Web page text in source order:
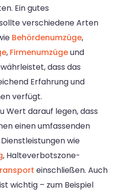
Ein gutes
verschiedene Arten
Behördenumzüge,
, Firmenumzügeund
dass das
Erfahrung und
verfügt.
Wert darauf legen, dass
einen umfassenden
wie
, Halteverbotszone-
einschließen. Auch
wichtig – zum Beispiel